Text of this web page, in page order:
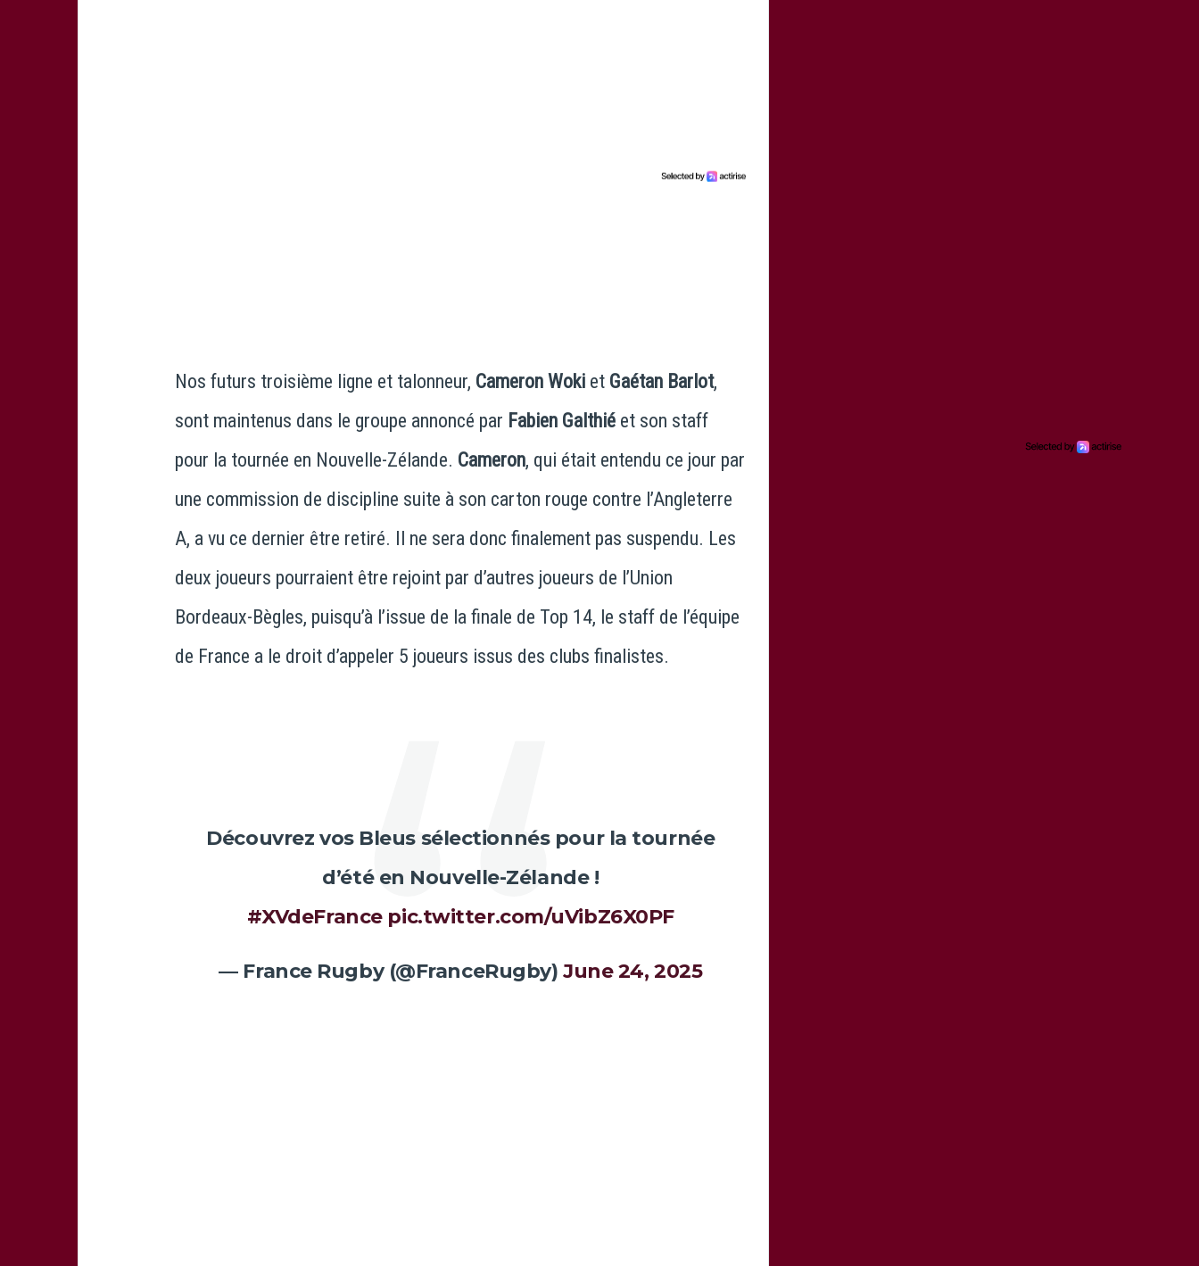
Nos futurs troisième ligne et talonneur, Cameron Woki et Gaétan Barlot,
sont maintenus dans le groupe annoncé par Fabien Galthié et son staff
pour la tournée en Nouvelle-Zélande. Cameron, qui était entendu ce jour par
une commission de discipline suite à son carton rouge contre l’Angleterre
A, a vu ce dernier être retiré. Il ne sera donc finalement pas suspendu. Les
deux joueurs pourraient être rejoint par d’autres joueurs de l’Union
Bordeaux-Bègles, puisqu’à l’issue de la finale de Top 14, le staff de l’équipe
de France a le droit d’appeler 5 joueurs issus des clubs finalistes.
Découvrez vos Bleus sélectionnés pour la tournée
d’été en Nouvelle-Zélande !
#XVdeFrance pic.twitter.com/uVibZ6X0PF
— France Rugby (@FranceRugby)June 24, 2025